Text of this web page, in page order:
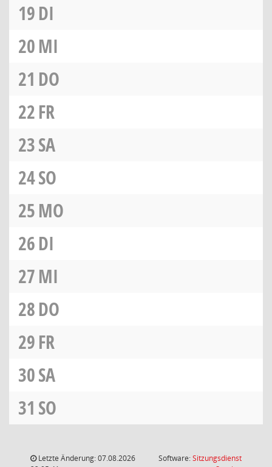
19DI
20MI
21 DO
22FR
23SA
24SO
25MO
26DI
27MI
28DO
29FR
30SA
31 SO
Letzte Änderung: 07.08.2026
Software:Sitzungsdienst